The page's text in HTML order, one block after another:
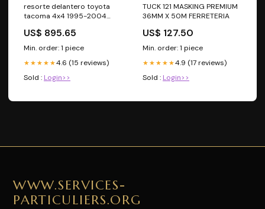
resorte delantero toyota
tacoma 4x4 1995-2004
1825006 full inyeccion
US$ 895.65
Min. order: 1 piece
★★★★★4.6 (15 reviews)
Sold : Login>>
TUCK 121 MASKING PREMIUM
36MM X 50M FERRETERIA
US$ 127.50
Min. order: 1 piece
★★★★★4.9 (17 reviews)
Sold : Login>>
WWW.SERVICES-
PARTICULIERS.ORG